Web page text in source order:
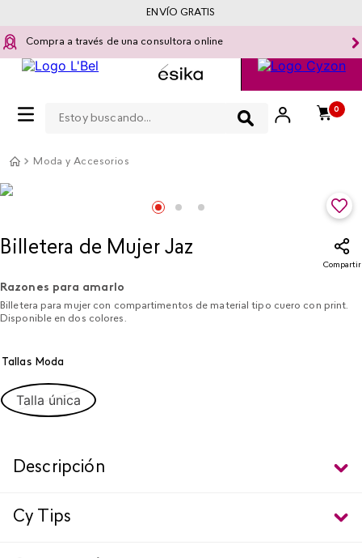
Compra a través de una consultora online
0
ENVÍO GRATIS
Moda y Accesorios
Billetera de Mujer Jaz
Compartir
Razones para amarlo
Billetera para mujer con compartimentos de material tipo cuero con print.
Disponible en dos colores.
Tallas Moda
Talla única
Descripción
Cy Tips